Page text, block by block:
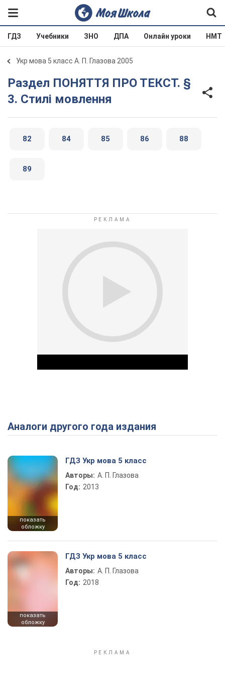
ГДЗ Учебники ЗНО ДПА Онлайн уроки НМТ
Укр мова 5 класс А. П. Глазова 2005
Раздел ПОНЯТТЯ ПРО ТЕКСТ. §
3. Стилі мовлення
82 84 85 86 88
89
Play Video
Аналоги другого года издания
показать
обложку
ГДЗ Укр мова 5 класс
Авторы: А. П. Глазова
Год: 2013
показать
обложку
ГДЗ Укр мова 5 класс
Авторы: А. П. Глазова
Год: 2018